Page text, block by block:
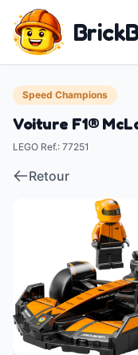
Speed Champions
Voiture F1®
LEGO Ref.: 77251
Retour